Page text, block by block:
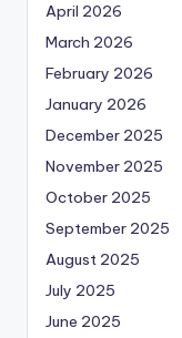
April 2026
March 2026
February 2026
January 2026
December 2025
November 2025
October 2025
September 2025
August 2025
July 2025
June 2025